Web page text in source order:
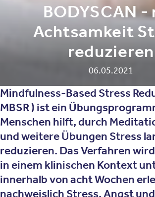
BODYSCAN
Achtsamkeit
reduzieren
06.05.2021
Mindfulness-Based Stress
MBSR ) ist ein
Menschen hilft, durch
und weitere Übungen Stress
reduzieren. Das Verfahren
in einem klinischen Kontext
innerhalb von acht Wochen
nachweislich Stress, Angst